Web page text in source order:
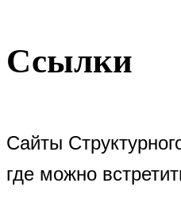
Ссылки
Сайты
где можно